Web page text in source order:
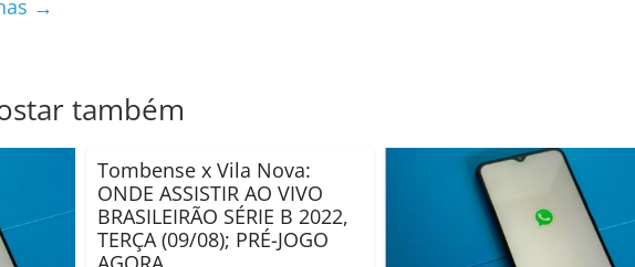
→
também
Tombense x Vila Nova:
ONDE ASSISTIR AO VIVO
BRASILEIRÃO SÉRIE B 2022,
TERÇA (09/08); PRÉ-JOGO